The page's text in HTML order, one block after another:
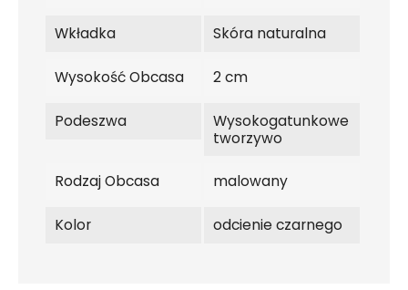
Wkładka Skóra naturalna
Wysokość Obcasa 2 cm
Podeszwa
Wysokogatunkowe
tworzywo
Rodzaj Obcasa malowany
Kolor odcienie czarnego